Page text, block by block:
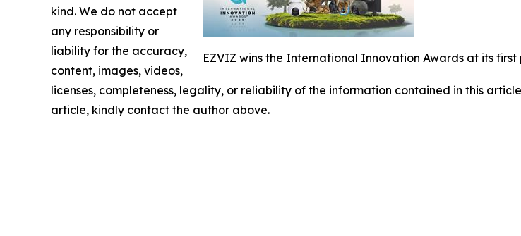
EZVIZ wins the International Innovation Awards at its
kind. We do not accept
any responsibility or
liability for the accuracy,
content, images, videos,
licenses, completeness, legality, or reliability of the information contained in this
article, kindly contact the author above.